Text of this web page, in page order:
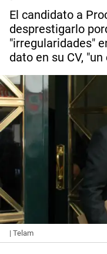
El candidato a
desprestigarlo
"irregularidades"
dato en su CV,
| Telam